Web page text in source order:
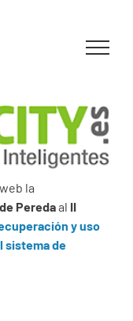
la
Peredaal II
y uso
sistema de